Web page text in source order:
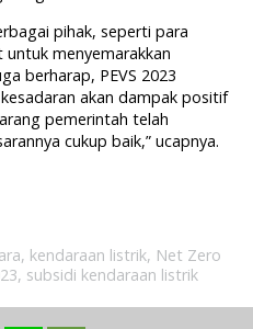
pihak, seperti para
menyemarakkan
berharap, PEVS 2023
akan dampak positif
pemerintah telah
cukup baik,” ucapnya.
, kendaraan listrik, Net Zero
, subsidi kendaraan listrik